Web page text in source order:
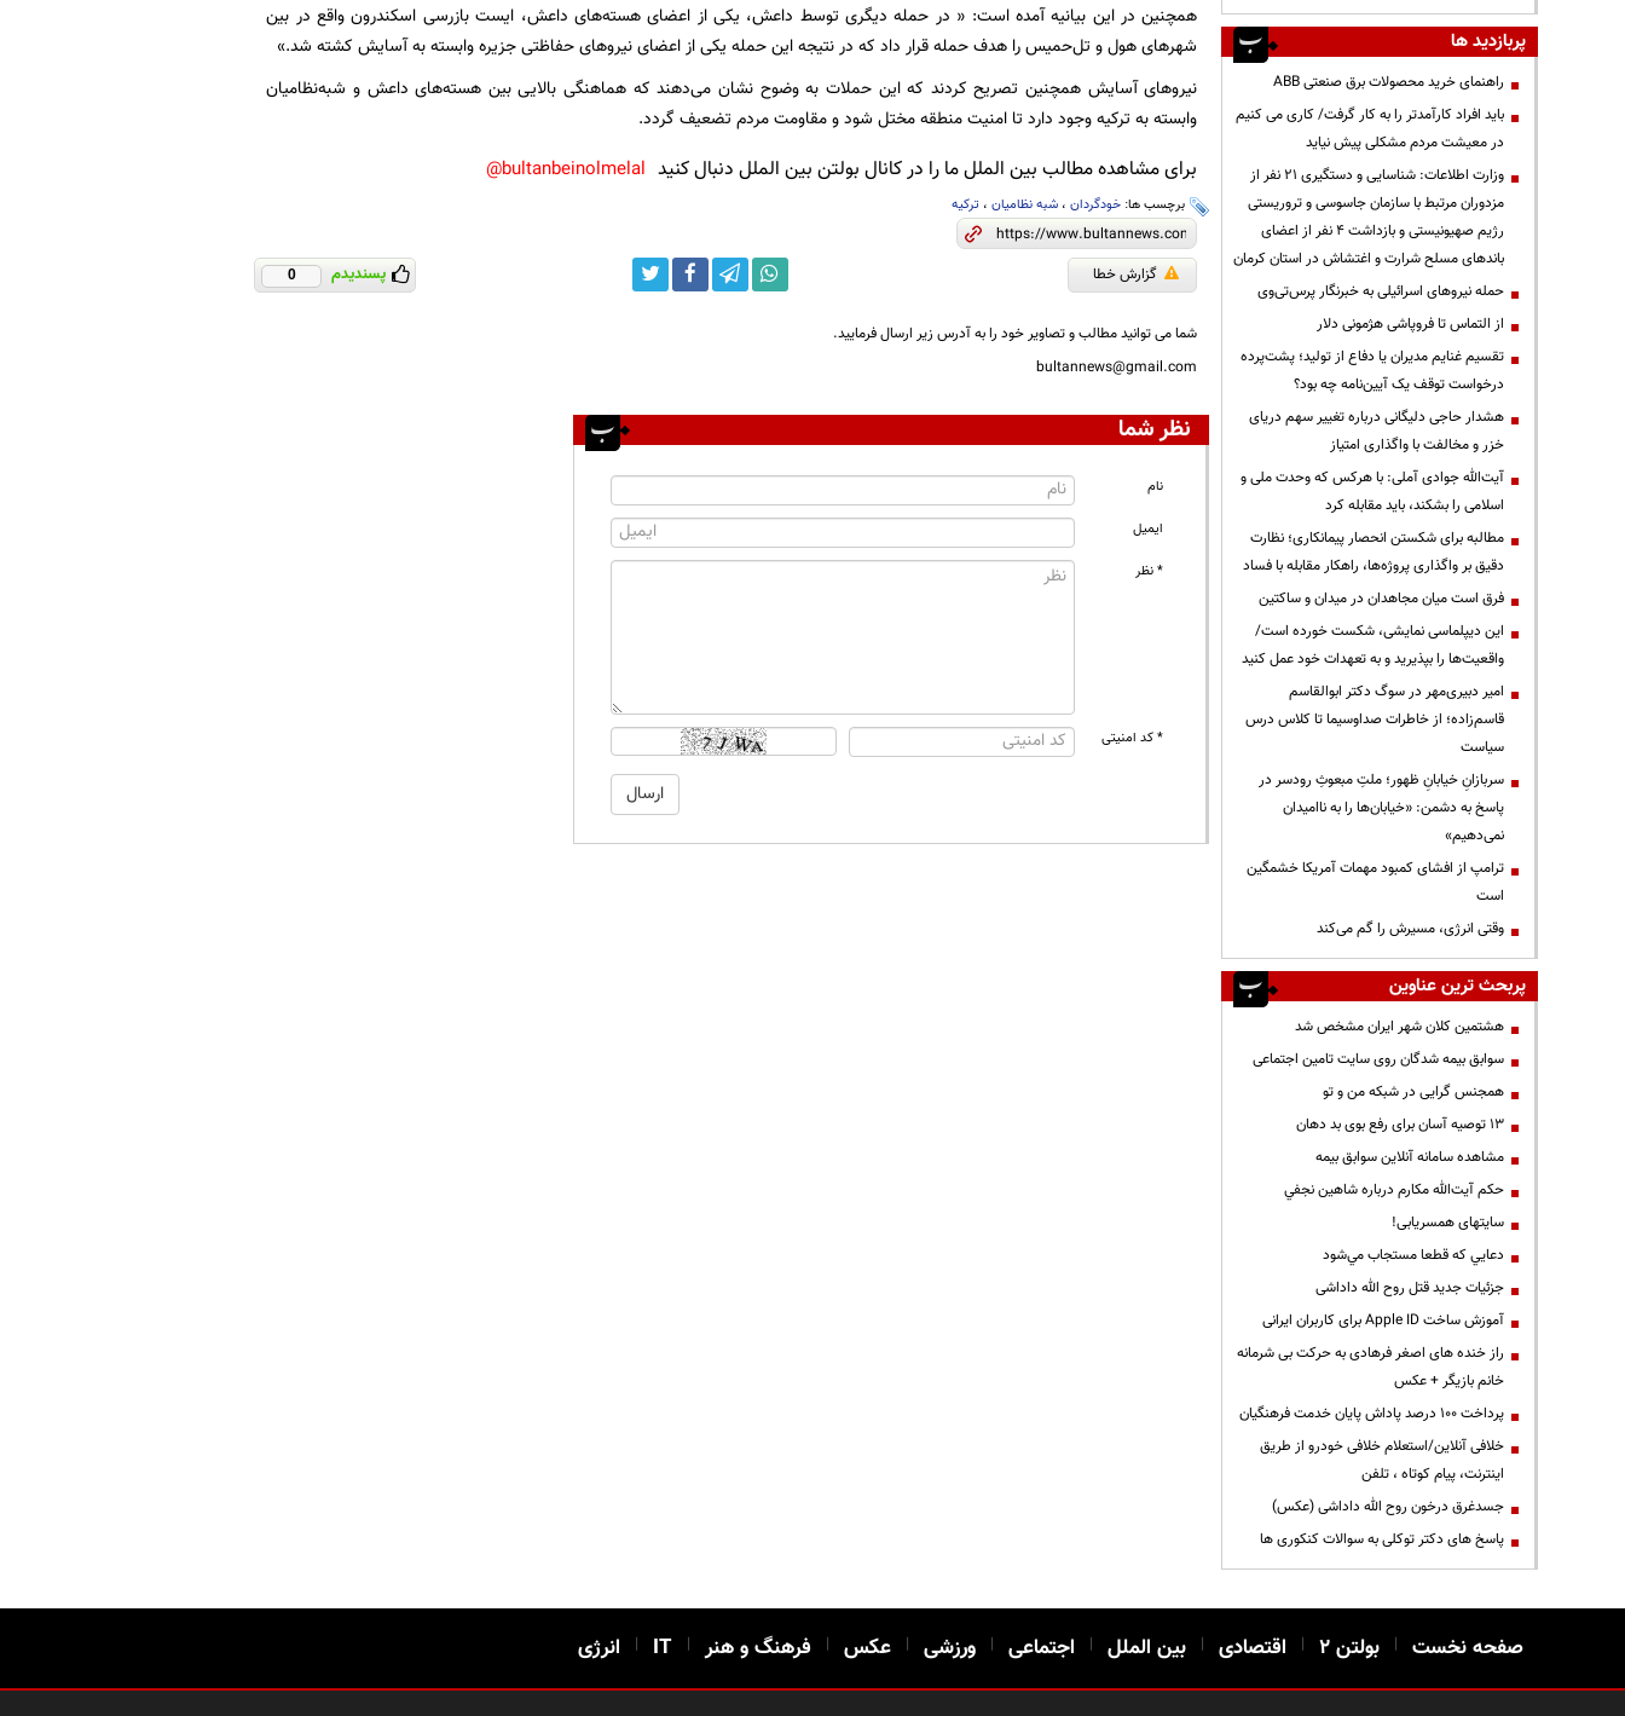
همچنین در این بیانیه آمده است: « در حمله دیگری توسط داعش، یکی از اعضای هسته‌های داعش، ایست بازرسی اسکندرون واقع در بین
شهرهای هول و تل‌حمیس را هدف حمله قرار داد که در نتیجه این حمله یکی از اعضای نیروهای حفاظتی جزیره وابسته به آسایش کشته شد.»
نیروهای آسایش همچنین تصریح کردند که این حملات به وضوح نشان می‌دهند که هماهنگی بالایی بین هسته‌های داعش و شبه‌نظامیان
وابسته به ترکیه وجود دارد تا امنیت منطقه مختل شود و مقاومت مردم تضعیف گردد.
برای مشاهده مطالب بین الملل ما را در کانال بولتن بین الملل دنبال کنید bultanbeinolmelal@
برچسب ها: خودگردان، شبه نظامیان، ترکیه
گزارش خطا پسندیدم 0
شما می توانید مطالب و تصاویر خود را به آدرس زیر ارسال فرمایید.
bultannews@gmail.com
نظر شما
نام
ایمیل
* نظر
* کد امنیتی
پربازدید ها
راهنمای خرید محصولات برق صنعتی ABB
باید افراد کارآمدتر را به کار گرفت/ کاری می کنیم
در معیشت مردم مشکلی پیش نیاید
وزارت اطلاعات: شناسایی و دستگیری ۲۱ نفر از
مزدوران مرتبط با سازمان جاسوسی و تروریستی
رژیم صهیونیستی و بازداشت ۴ نفر از اعضای
باندهای مسلح شرارت و اغتشاش در استان کرمان
حمله نیروهای اسرائیلی به خبرنگار پرس‌تی‌وی
از التماس تا فروپاشی هژمونی دلار
تقسیم غنایم مدیران یا دفاع از تولید؛ پشت‌پرده
درخواست توقف یک آیین‌نامه چه بود؟
هشدار حاجی دلیگانی درباره تغییر سهم دریای
خزر و مخالفت با واگذاری امتیاز
آیت‌الله جوادی آملی: با هرکس که وحدت ملی و
اسلامی را بشکند، باید مقابله کرد
مطالبه برای شکستن انحصار پیمانکاری؛ نظارت
دقیق بر واگذاری پروژه‌ها، راهکار مقابله با فساد
فرق است میان مجاهدان در میدان و ساکتین
این دیپلماسی نمایشی، شکست خورده است/
واقعیت‌ها را بپذیرید و به تعهدات خود عمل کنید
امیر دبیری‌مهر در سوگ دکتر ابوالقاسم
قاسم‌زاده؛ از خاطرات صداوسیما تا کلاس درس
سیاست
سربازانِ خیابانِ ظهور؛ ملتِ مبعوثِ رودسر در
پاسخ به دشمن: «خیابان‌ها را به ناامیدان
نمی‌دهیم»
ترامپ از افشای کمبود مهمات آمریکا خشمگین
است
وقتی انرژی، مسیرش را گم می‌کند
پربحث ترین عناوین
هشتمین کلان شهر ایران مشخص شد
سوابق بیمه شدگان روی سایت تامین اجتماعی
همجنس گرایی در شبکه من و تو
13 توصیه آسان برای رفع بوی بد دهان
مشاهده سامانه آنلاين سوابق بیمه
حكم آيت‌الله مكارم درباره شاهين نجفي
سایتهای همسریابی!
دعايي كه قطعا مستجاب مي‌شود
جزئیات جدید قتل روح الله داداشی
آموزش ساخت Apple ID برای کاربران ایرانی
راز خنده های اصغر فرهادی به حرکت بی شرمانه
خانم بازیگر + عکس
پرداخت ۱۰۰ درصد پاداش پایان خدمت فرهنگیان
خلافی آنلاین/استعلام خلافی خودرو از طریق
اینترنت، پیام کوتاه ، تلفن
جسدغرق درخون روح الله داداشی (عکس)
پاسخ های دکتر توکلی به سوالات کنکوری ها
صفحه نخست | بولتن ۲ | اقتصادی | بین الملل | اجتماعی | ورزشی | عکس | فرهنگ و هنر |
IT
| انرژی